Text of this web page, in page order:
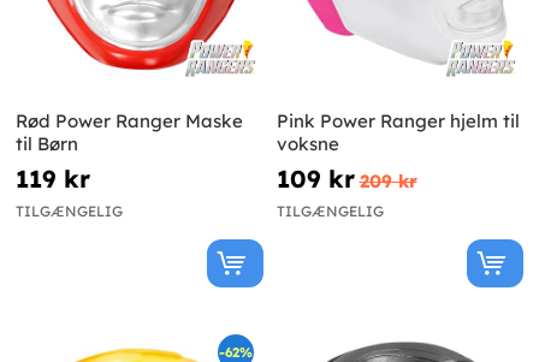
Rød Power Ranger Maske
til Børn
119 kr
TILGÆNGELIG
Pink Power Ranger hjelm til
voksne
109 kr 209 kr
TILGÆNGELIG
-62%